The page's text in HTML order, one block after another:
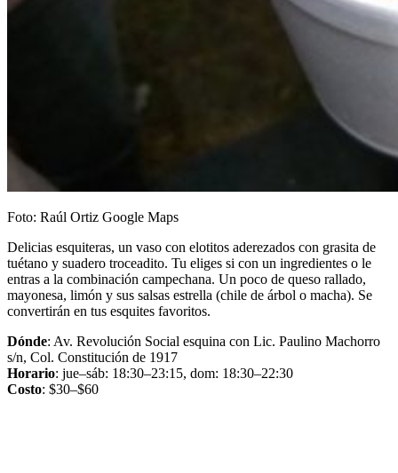
Foto: Raúl Ortiz Google Maps
Delicias esquiteras, un vaso con elotitos aderezados con grasita de
tuétano y suadero troceadito. Tu eliges si con un ingredientes o le
entras a la combinación campechana. Un poco de queso rallado,
mayonesa, limón y sus salsas estrella (chile de árbol o macha). Se
convertirán en tus esquites favoritos.
Dónde: Av. Revolución Social esquina con Lic. Paulino Machorro
s/n, Col. Constitución de 1917
Horario: jue–sáb: 18:30–23:15, dom: 18:30–22:30
Costo: $30–$60